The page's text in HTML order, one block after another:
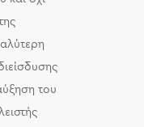
του